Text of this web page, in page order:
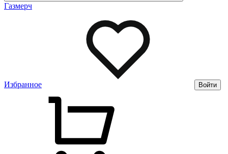
Газмерч
Избранное Войти